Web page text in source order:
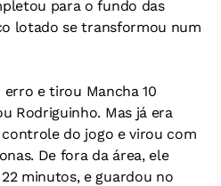
para o fundo das
lotado se transformou num
e tirou Mancha 10
Rodriguinho. Mas já era
do jogo e virou com
De fora da área, ele
minutos, e guardou no